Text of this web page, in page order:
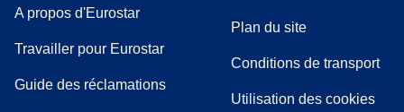
A propos d'Eurostar
Travailler pour Eurostar
Guide des réclamations((
Plan du site
Conditions de transport
Utilisation des cookies